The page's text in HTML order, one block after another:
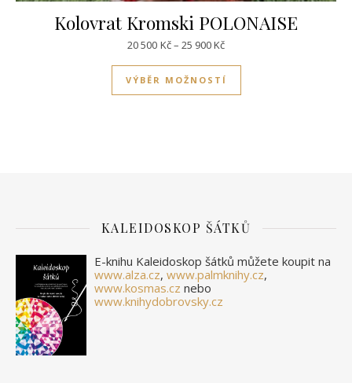
Kolovrat Kromski POLONAISE
20 500 Kč– 25 900KčRozpětí cen: 20 500Kč až
VÝBĚR MOŽNOSTÍ
KALEIDOSKOP ŠÁTKŮ
E-knihu Kaleidoskop šátků můžete koupit na
www.alza.cz, www.palmknihy.cz,
www.kosmas.cz nebo
www.knihydobrovsky.cz